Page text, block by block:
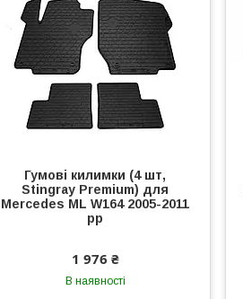
Гумові килимки (4 шт,
Stingray Premium) для
Mercedes ML W164 2005-2011
рр
1 976 ₴
В наявності